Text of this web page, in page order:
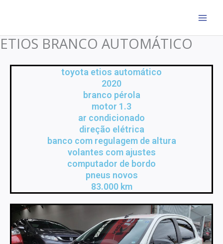
o
conteúdo
ETIOS BRANCO AUTOMÁTICO
toyota etios automático
2020
branco pérola
motor 1.3
ar condicionado
direção elétrica
banco com regulagem de altura
volantes com ajustes
computador de bordo
pneus novos
83.000 km